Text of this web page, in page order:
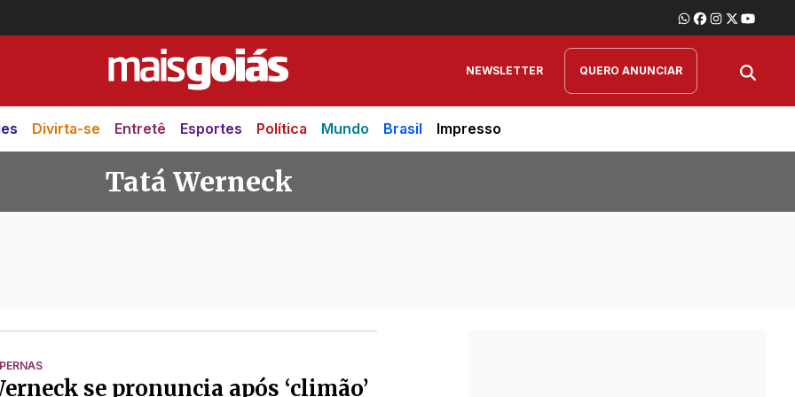
NEWSLETTER QUERO ANUNCIAR
Divirta-se Entretê Esportes Política Mundo Brasil Impresso
Tatá Werneck
se pronuncia após ‘climão’